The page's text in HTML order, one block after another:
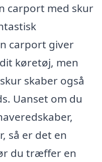
carport med skur
carport giver
køretøj, men
skaber også
Uanset om du
så er det en
du træffer en